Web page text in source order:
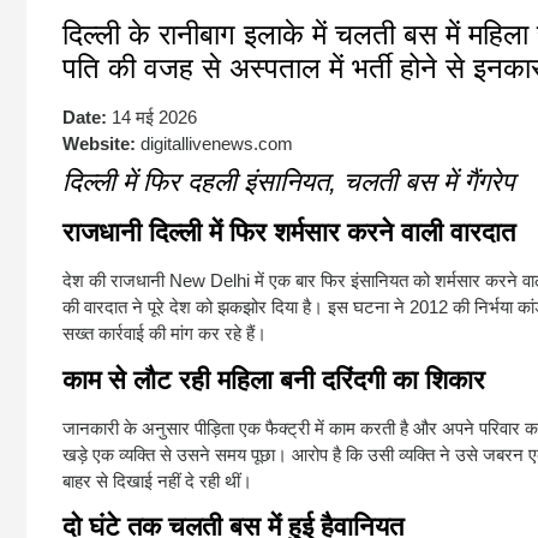
दिल्ली के रानीबाग इलाके में चलती बस में
पति की वजह से अस्पताल में भर्ती होने से
Date: 14 मई 2026
Website: digitallivenews.com
दिल्ली में फिर दहली इंसानियत, चलती बस में गैंगरेप
राजधानी दिल्ली में फिर शर्मसार करने वाली वारदात
देश की राजधानी New Delhiमें एक बार फिर इंसानियत को शर्मसार करने
की वारदात ने पूरे देश को झकझोर दिया है। इस घटना ने 2012 की निर्भया
सख्त कार्रवाई की मांग कर रहे हैं।
काम से लौट रही महिला बनी दरिंदगी का शिकार
जानकारी के अनुसार पीड़िता एक फैक्ट्री में काम करती है और अपने परिवार
खड़े एक व्यक्ति से उसने समय पूछा। आरोप है कि उसी व्यक्ति ने उसे जबरन
बाहर से दिखाई नहीं दे रही थीं।
दो घंटे तक चलती बस में हुई हैवानियत